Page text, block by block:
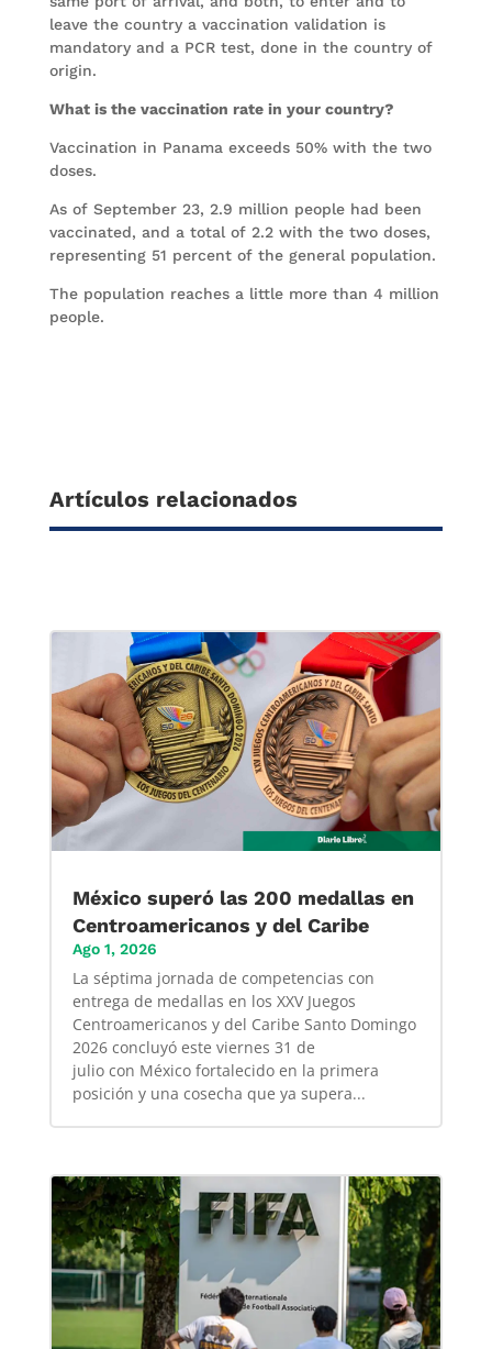
leave the country a vaccination validation is
mandatory and a PCR test, done in the country of
origin.
What is the vaccination rate in your country?
Vaccination in Panama exceeds 50% with the two
doses.
As of September 23, 2.9 million people had been
vaccinated, and a total of 2.2 with the two doses,
representing 51 percent of the general population.
The population reaches a little more than 4 million
people.
Artículos relacionados
México superó las 200 medallas en
Centroamericanos y del Caribe
Ago 1, 2026
La séptima jornada de competencias con
entrega de medallas en los XXV Juegos
Centroamericanos y del Caribe Santo Domingo
2026 concluyó este viernes 31 de
julio con México fortalecido en la primera
posición y una cosecha que ya supera...